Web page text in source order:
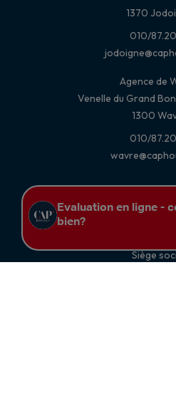
1370
010/
Agence de
Venelle du Grand
1300
010/
Siège